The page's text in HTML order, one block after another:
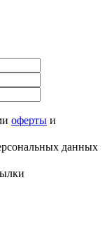
оферты и
данных